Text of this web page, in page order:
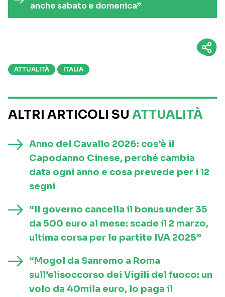
anche sabato e domenica”
ATTUALITÀ ITALIA
ALTRI ARTICOLI SU ATTUALITÀ
Anno del Cavallo 2026: cos’è il
Capodanno Cinese, perché cambia
data ogni anno e cosa prevede per i 12
segni
“Il governo cancella il bonus under 35
da 500 euro al mese: scade il 2 marzo,
ultima corsa per le partite IVA 2025”
“Mogol da Sanremo a Roma
sull’elisoccorso dei Vigili del fuoco: un
volo da 40mila euro, lo paga il